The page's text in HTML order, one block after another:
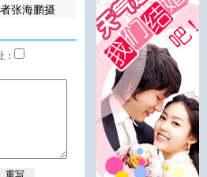
张海鹏摄